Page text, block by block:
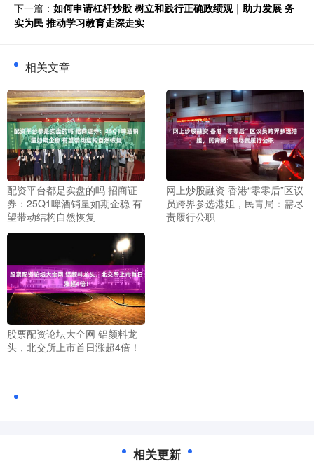
下一篇： 如何申请杠杆炒股 树立和践行正确政绩观｜助力发展 务
实为民 推动学习教育走深走实
相关文章
配资平台都是实盘的吗 招商证
券：25Q1啤酒销量如期企稳 有
望带动结构自然恢复
网上炒股融资 香港“零零后”区议
员跨界参选港姐，民青局：需尽
责履行公职
股票配资论坛大全网 铝颜料龙
头，北交所上市首日涨超4倍！
相关更新